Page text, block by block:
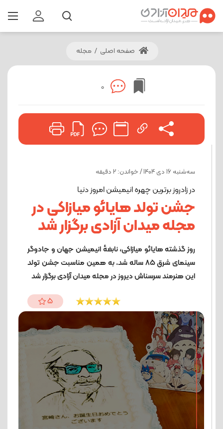
صفحه اصلی / مجله
0
ﺳﻪشنبه 16 دی 1404 / خواندن: 2 دقیقه
در زادروز برترین چهره انیمیشن امروز دنیا
جشن تولد هایائو میازاکی در
مجله میدان آزادی برگزار شد
روز گذشته هایائو میازاکی، نابغهٔ انیمیشن جهان و جادوگر
سینمای شرق ۸۵ ساله شد. به همین مناسبت جشن تولد
این هنرمند سرسناش دیروز در مجله میدان آزادی برگزار شد
5